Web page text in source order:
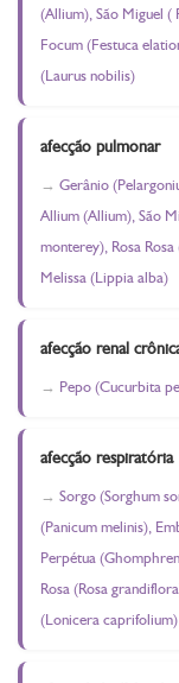
(Allium), São Miguel (
Focum (Festuca
(Laurus nobilis)
afecção pulmonar
Gerânio
Allium (Allium), São
monterey), Rosa
Melissa (Lippia alba)
afecção renal
Pepo (Cucurbita
afecção respiratória
Sorgo (Sorghum
(Panicum melinis),
Perpétua
Rosa (Rosa
(Lonicera caprifolium)